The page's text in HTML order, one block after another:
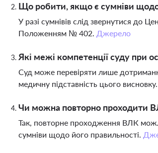
Що робити, якщо є сумніви
У разі сумнівів слід звернутися до
Положенням № 402. Джерело
Які межі компетенції суду при
Суд може перевіряти лише
медичну підставність цього висновку.
Чи можна повторно проходити
Так, повторне проходження ВЛК
сумніви щодо його правильності.